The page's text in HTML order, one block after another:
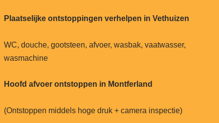
Plaatselijke ontstoppingen verhelpen in Vethuizen
WC, douche, gootsteen, afvoer, wasbak, vaatwasser,
wasmachine
Hoofd afvoer ontstoppen in Montferland
(Ontstoppen middels hoge druk + camera inspectie)